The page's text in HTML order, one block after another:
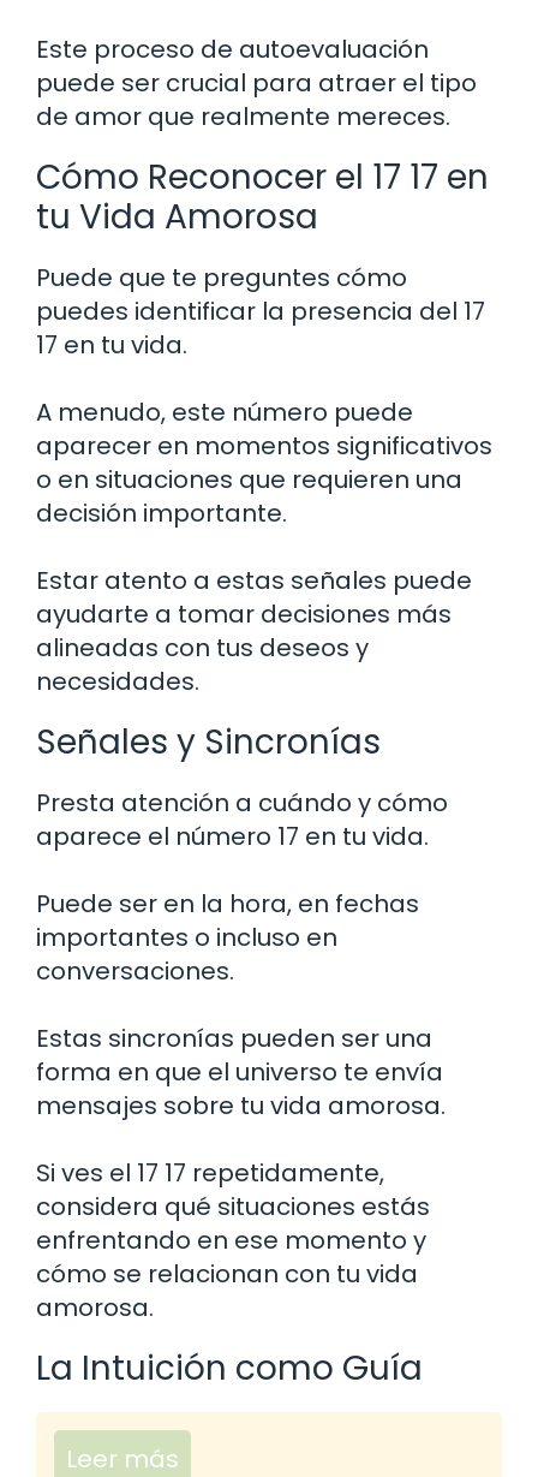
Este proceso de autoevaluación
puede ser crucial para atraer el tipo
de amor que realmente mereces.
Cómo Reconocer el 17 17 en
tu Vida Amorosa
Puede que te preguntes cómo
puedes identificar la presencia del 17
17 en tu vida.
A menudo, este número puede
aparecer en momentos significativos
o en situaciones que requieren una
decisión importante.
Estar atento a estas señales puede
ayudarte a tomar decisiones más
alineadas con tus deseos y
necesidades.
Señales y Sincronías
Presta atención a cuándo y cómo
aparece el número 17 en tu vida.
Puede ser en la hora, en fechas
importantes o incluso en
conversaciones.
Estas sincronías pueden ser una
forma en que el universo te envía
mensajes sobre tu vida amorosa.
Si ves el 17 17 repetidamente,
considera qué situaciones estás
enfrentando en ese momento y
cómo se relacionan con tu vida
amorosa.
La Intuición como Guía
Leer más